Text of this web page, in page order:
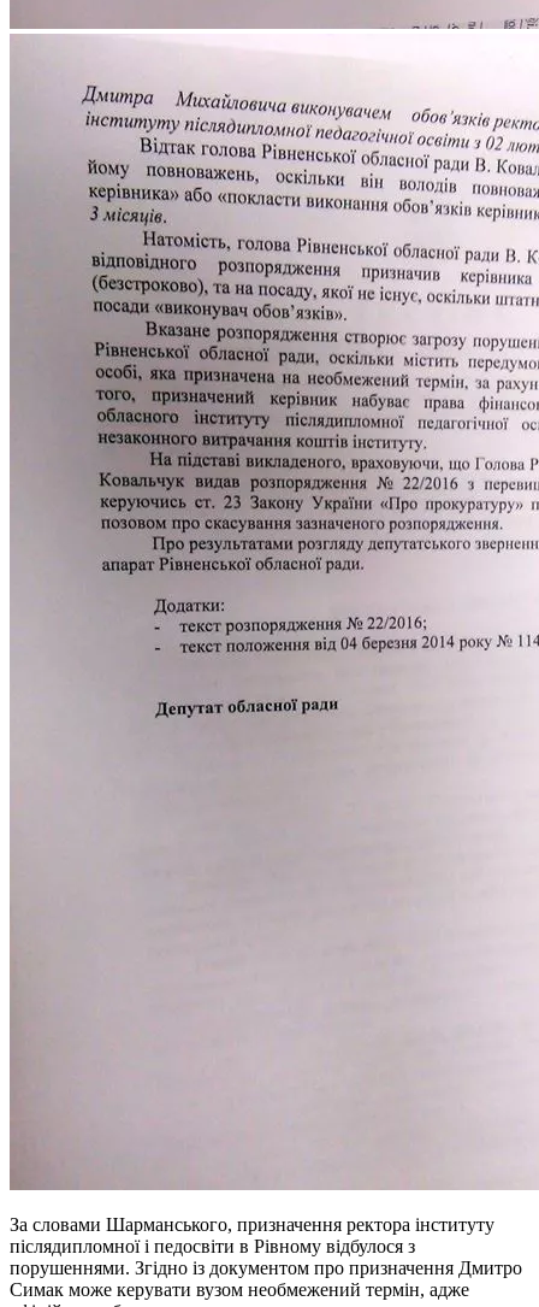
За словами Шарманського, призначення ректора інституту
післядипломної і педосвіти в Рівному відбулося з
порушеннями. Згідно із документом про призначення Дмитро
Симак може керувати вузом необмежений термін, адже